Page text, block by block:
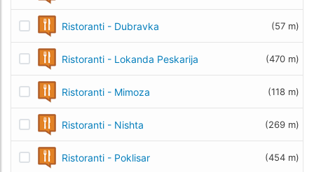
Ristoranti - Dubravka (57 m)
Ristoranti - Lokanda Peskarija (470 m)
Ristoranti - Mimoza (118 m)
Ristoranti - Nishta (269 m)
Ristoranti - Poklisar (454 m)